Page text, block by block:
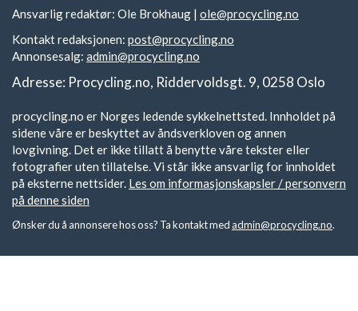
Ansvarlig redaktør: Ole Brokhaug | ole@procycling.no
Kontakt redaksjonen: post@procycling.no
Annonsesalg: admin@procycling.no
Adresse: Procycling.no, Riddervoldsgt. 9, 0258 Oslo
procycling.no er Norges ledende sykkelnettsted. Innholdet på
sidene våre er beskyttet av åndsverkloven og annen
lovgivning. Det er ikke tillatt å benytte våre tekster eller
fotografier uten tillatelse. Vi står ikke ansvarlig for innholdet
på eksterne nettsider. Les om informasjonskapsler / personvern
på denne siden
Ønsker du å annonsere hos oss? Ta kontakt medadmin@procycling.no.